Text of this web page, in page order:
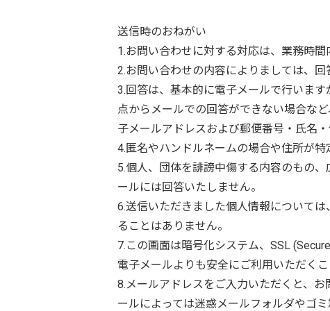
送信時のおねがい
1.お問い合わせに対する対応は、業務時間
2.お問い合わせの内容によりましては、
3.回答は、基本的に電子メールで行いま
点からメールでの回答ができない場合な
子メールアドレスおよび郵便番号・氏名
4.匿名やハンドルネームの場合や住所が
5.個人、団体を誹謗中傷する内容のもの
ールには回答いたしません。
6.送信いただきました個人情報について
ることはありません。
7.この画面は暗号化システム、SSL
電子メールよりも安全にご利用いただくこ
8.メールアドレスをご入力いただくと、
ールによっては迷惑メールフォルダやゴ